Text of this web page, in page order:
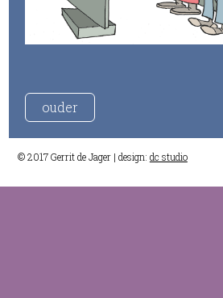
ouder
© 2017 Gerrit de Jager | design: dc studio